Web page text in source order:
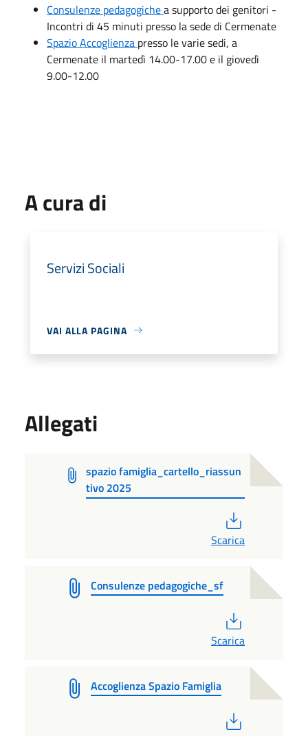
Consulenze pedagogichea supporto dei genitori -
Incontri di 45 minuti presso la sede di Cermenate
Spazio Accoglienza presso le varie sedi, a
Cermenate il martedì 14.00-17.00 e il giovedì
9.00-12.00
A cura di
Servizi Sociali
VAI ALLA PAGINA
Allegati
spazio famiglia_cartello_riassun
tivo 2025
Scarica
Consulenze pedagogiche_sf
Scarica
Accoglienza Spazio Famiglia